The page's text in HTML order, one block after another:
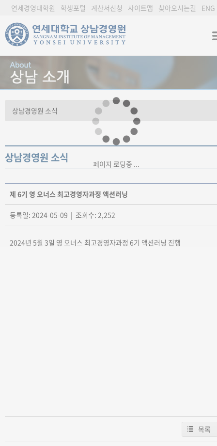
연세경영대학원 학생포털 계산서신청 사이트맵 찾아오시는길 ENG
상남경영원 소식
제 6기 영 오너스 최고경영자과정 액션러닝
등록일: 2024-05-09 | 조회수: 2,252
2024년 5월 3일 영 오너스 최고경영자과정 6기 액션러닝 진행
목록
페이지 로딩중 ...